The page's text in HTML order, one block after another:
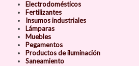
Electrodomésticos
Fertilizantes
Insumos industriales
Lámparas
Muebles
Pegamentos
Productos de iluminación
Saneamiento